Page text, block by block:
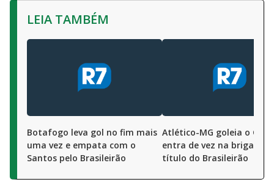
LEIA TAMBÉM
Botafogo leva gol no fim mais
uma vez e empata com o
Santos pelo Brasileirão
Atlético-MG goleia o
entra de vez na briga pelo
título do Brasileirão